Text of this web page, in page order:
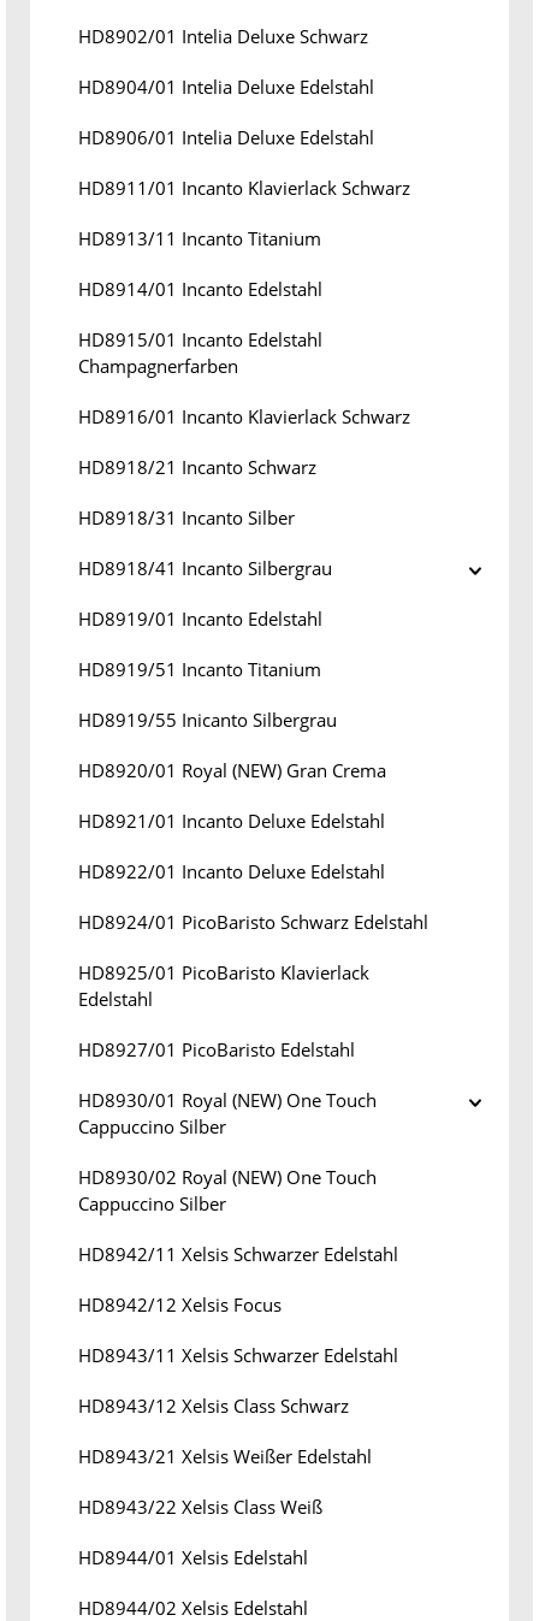
HD8902/01 Intelia Deluxe Schwarz
HD8904/01 Intelia Deluxe Edelstahl
HD8906/01 Intelia Deluxe Edelstahl
HD8911/01 Incanto Klavierlack Schwarz
HD8913/11 Incanto Titanium
HD8914/01 Incanto Edelstahl
HD8915/01 Incanto Edelstahl
Champagnerfarben
HD8916/01 Incanto Klavierlack Schwarz
HD8918/21 Incanto Schwarz
HD8918/31 Incanto Silber
HD8918/41 Incanto Silbergrau
HD8919/01 Incanto Edelstahl
HD8919/51 Incanto Titanium
HD8919/55 Inicanto Silbergrau
HD8920/01 Royal (NEW) Gran Crema
HD8921/01 Incanto Deluxe Edelstahl
HD8922/01 Incanto Deluxe Edelstahl
HD8924/01 PicoBaristo Schwarz Edelstahl
HD8925/01 PicoBaristo Klavierlack
Edelstahl
HD8927/01 PicoBaristo Edelstahl
HD8930/01 Royal (NEW) One Touch
Cappuccino Silber
HD8930/02 Royal (NEW) One Touch
Cappuccino Silber
HD8942/11 Xelsis Schwarzer Edelstahl
HD8942/12 Xelsis Focus
HD8943/11 Xelsis Schwarzer Edelstahl
HD8943/12 Xelsis Class Schwarz
HD8943/21 Xelsis Weißer Edelstahl
HD8943/22 Xelsis Class Weiß
HD8944/01 Xelsis Edelstahl
HD8944/02 Xelsis Edelstahl